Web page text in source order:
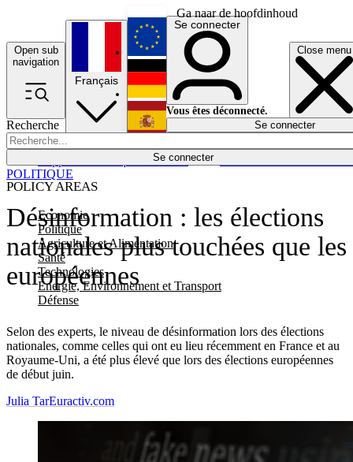
Ga naar de hoofdinhoud
Open sub
navigation
Close menu
Recherche
Se connecter
POLICY AREAS
Economie
Politique
Agriculture et Alimentation
Santé
Technologies
Energie, Environnement et Transport
Défense
Économie
Français
English
Deutsch
Español
Se connecter
Vous êtes déconnecté.
Se connecter
Désinformation : les élections
nationales plus touchées que les
européennes
Selon des experts, le niveau de désinformation lors des élections
nationales, comme celles qui ont eu lieu récemment en France et au
Royaume-Uni, a été plus élevé que lors des élections européennes
de début juin.
POLITIQUE
Julia TarEuractiv.com